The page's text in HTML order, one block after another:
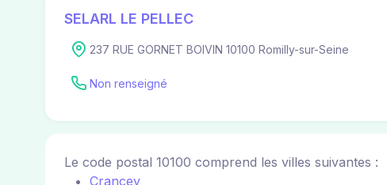
SELARL LE PELLEC
237 RUE GORNET BOIVIN 10100 Romilly-sur-Seine
Non renseigné
Le code postal 10100 comprend les villes suivantes :
Crancey